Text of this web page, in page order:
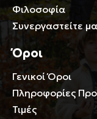
Φιλοσοφία
Συνεργαστείτε
Όροι
Γενικοί Όροι
Πληροφορίες
Τιμές